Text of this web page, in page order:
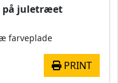
på juletræet
farveplade
PRINT